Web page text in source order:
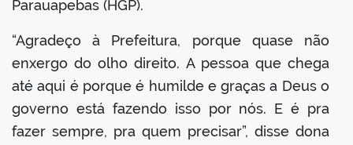
Parauapebas (HGP).
“Agradeço à Prefeitura, porque quase não
enxergo do olho direito. A pessoa que chega
até aqui é porque é humilde e graças a Deus o
governo está fazendo isso por nós. E é pra
fazer sempre, pra quem precisar”, disse dona